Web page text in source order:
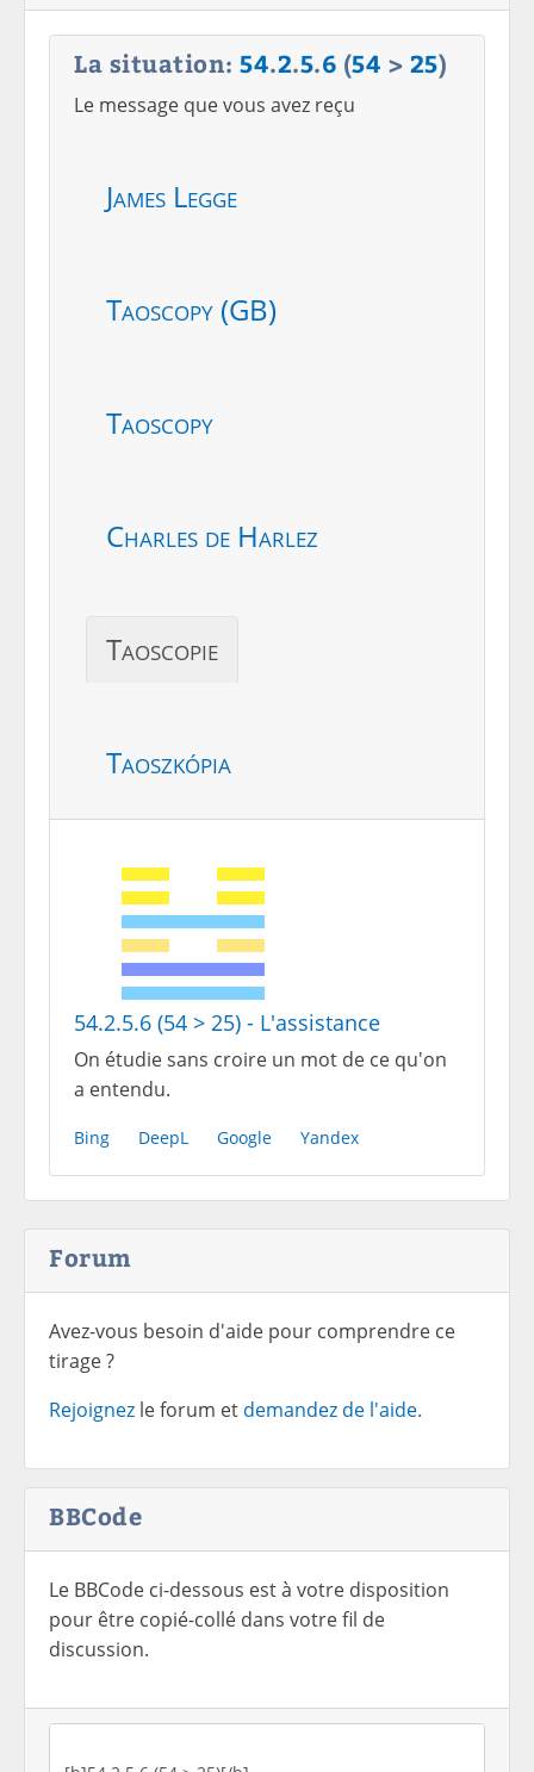
La situation: 54.2.5.6 (54 > 25)
Le message que vous avez reçu
James Legge
Taoscopy (GB)
Taoscopy
Charles de Harlez
Taoscopie
Taoszkópia
54.2.5.6 (54 > 25) - L'assistance
On étudie sans croire un mot de ce qu'on
a entendu.
Bing DeepL Google Yandex
Forum
Avez-vous besoin d'aide pour comprendre ce
tirage ?
Rejoignez le forum et demandez de l'aide.
BBCode
Le BBCode ci-dessous est à votre disposition
pour être copié-collé dans votre fil de
discussion.